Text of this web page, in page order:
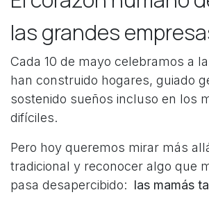
las grandes
Cada 10 de mayo celebramos a
han construido hogares, guiado
sostenido sueños incluso en los
difíciles.
Pero hoy queremos mirar más
tradicional y reconocer algo que
pasa desapercibido: las mamás